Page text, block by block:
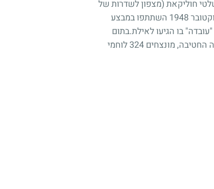
אחרי כיבוש משלטי חוליקאת (מצפון לשדרות של
ימינו) ובלימת הצבא המצרי בגשר עד הלום עסקו אנשיה בהגנת קווי האספקה שנותרו לנגב הנצור. באוקטובר 1948 השתתפו במבצע
בו הגיעו לאילת.בתום
מלחמת העצמאות הייתה החטיבה לחטיבת חי"ר מילואים.באנדרטה, הסמוכה לבאר שבע שאותה כבשה החטיבה, מונצחים 324 לוחמי